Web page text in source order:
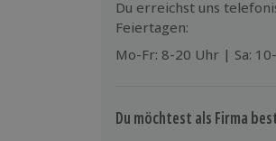
Teilnehmer
Der Gutschein ist
Du erreichst uns
Feiertagen:
Mo-Fr: 8-20 Uhr | Sa:
Du möchtest als Firma